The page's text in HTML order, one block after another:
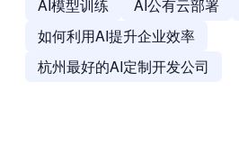
AI模型训练
AI公有云部署
如何利用AI提升企业效率
杭州最好的AI定制开发公司